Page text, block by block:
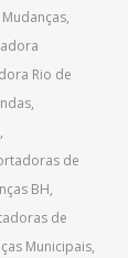
,
Rio de
,
,
de
BH,
de
Municipais,